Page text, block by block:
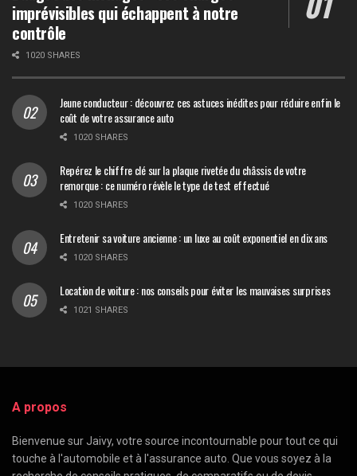
imprévisibles qui échappent à notre
contrôle
1020 SHARES
Jeune conducteur : découvrez ces astuces inédites pour réduire enfin le
coût de votre assurance auto
1020 SHARES
Repérez le chiffre clé sur la plaque rivetée du châssis de votre
remorque : ce numéro révèle le type de test effectué
1020 SHARES
Entretenir sa voiture ancienne : un luxe au coût exponentiel en dix ans
1020 SHARES
Location de voiture : nos conseils pour éviter les mauvaises surprises
1021 SHARES
A propos
Bienvenue sur Jaivy, votre source incontournable pour tout ce qui
touche à l'automobile et à l'assurance auto. Que vous soyez à la